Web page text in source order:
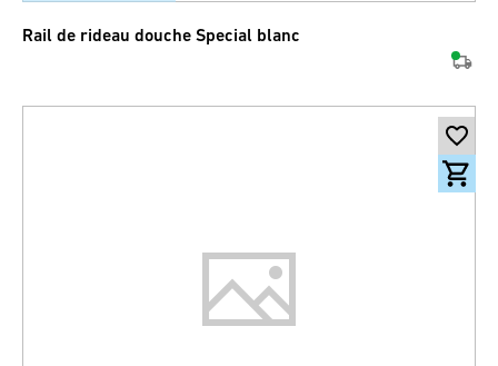
Rail de rideau douche Special blanc